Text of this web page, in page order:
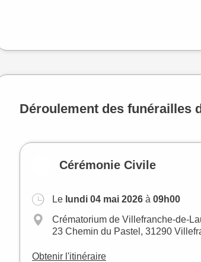
Déroulement des funérailles
Cérémonie Civile
Le lundi 04 mai 2026 à 09h00
Crématorium de Villefranche-de-
23 Chemin du Pastel, 31290
Obtenir l'itinéraire